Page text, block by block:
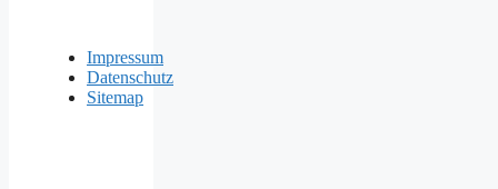
Impressum
Datenschutz
Sitemap